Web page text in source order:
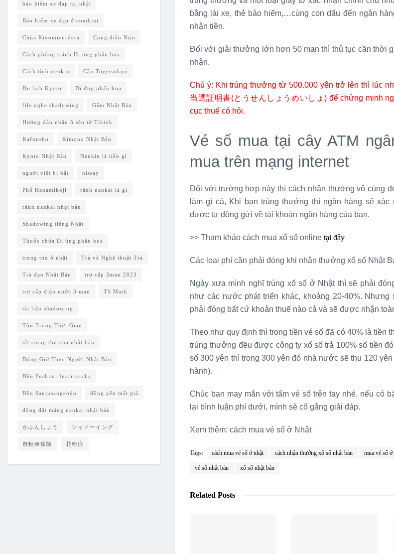
bằng lái xe, thẻ bảo hiểm,…cùng con dấu đến ngân
nhận tiền.
Đối với giải thưởng lớn hơn 50 man thì thủ tục cần thời
nhận.
Chú ý: Khi trúng thưởng từ 500.000 yên trở lên thì lúc
当選証明書(とうせんしょうめいしょ) để chứng minh
cục thuế có hỏi.
Vé số mua tại cây ATM
mua trên mạng internet
Đối với trường hợp này thì cách nhận thưởng vô cùng
làm gì cả, Khi bạn trúng thưởng thì ngân hàng sẽ
được tự động gửi về tài khoản ngân hàng của bạn.
>> Tham khảo cách mua xổ số online tại đây
Các loại phí cần phải đóng khi nhận thưởng xổ số Nhật
Ngày xưa mình nghĩ trúng xổ số ở Nhật thì sẽ phải
như các nước phát triển khác, khoảng 20-40%. Nhưng
phải đóng bất cứ khoản thuế nào cả và sẽ được nhận
Theo như quy định thì trong tiền vé số đã có 40% là tiền
trúng thưởng đều được công ty xổ số trả 100% số tiền
số 300 yên thì trong 300 yên đó nhà nước sẽ thu 120
hành).
Chúc bạn may mắn với tấm vé số trên tay nhé, nếu có
lại bình luận phí dưới, mình sẽ cố gắng giải đáp.
Xem thêm: cách mua vé số ở Nhật
Tags: cách mua vé số ở nhật cách nhận thưởng xổ số nhật bản mua vé số ở
vé số nhật bản xổ số nhật bản
Related Posts
bảo hiểm xe đạp tại nhật
Bảo hiểm xe đạp ở combini
Chùa Kiyomizu-dera Cung điện Nijo
Cách phòng tránh Dị ứng phấn hoa
Cách tính nenkin Cầu Togetsukyo
Du lịch Kyoto Dị ứng phấn hoa
file nghe shadowing Gấm Nhật Bản
Hướng dẫn nhận 5 sên từ Tiktok
Kafunsho Kimono Nhật Bản
Kyoto Nhật Bản Nenkin là tiền gì
người việt bị bắt nissay
Phố Hanamikoji rãnh nankai là gì
rãnh nankai nhật bản
Shadowing tiếng Nhật
Thuốc chữa Dị ứng phấn hoa
trung thu ở nhật Trà và Nghệ thuật Trà
Trà đạo Nhật Bản trợ cấp 3man 2023
trợ cấp điện nước 3 man TS Mark
tài liệu shadowing
Tôn Trọng Thời Gian
tết trung thu của nhật bản
Đúng Giờ Theo Người Nhật Bản
Đền Fushimi Inari-taisha
Đền Sanjusangendo đồng yên mất giá
động đất máng nankai nhật bản
かふんしょう シャドーイング
自転車保険 花粉症